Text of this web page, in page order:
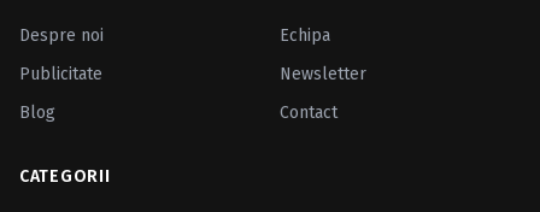
Despre noi
Echipa
Publicitate
Newsletter
Blog
Contact
CATEGORII